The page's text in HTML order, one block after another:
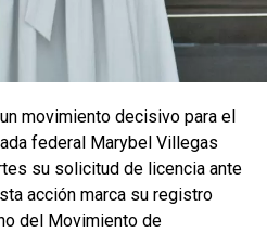
movimiento decisivo para el
federal Marybel Villegas
su solicitud de licencia ante
acción marca su registro
del Movimiento de